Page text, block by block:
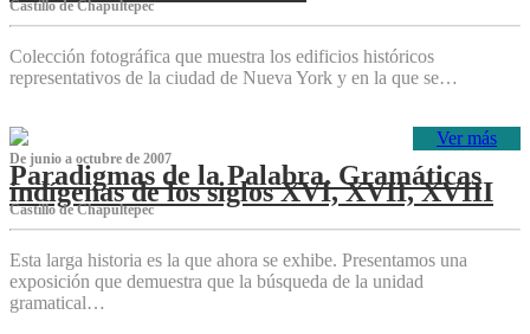
Castillo de Chapultepec
Colección fotográfica que muestra los edificios históricos
representativos de la ciudad de Nueva York y en la que se…
Ver más
De junio a octubre de 2007
Paradigmas de la Palabra. Gramáticas
indígenas de los siglos XVI, XVII, XVIII
Castillo de Chapultepec
Esta larga historia es la que ahora se exhibe. Presentamos una
exposición que demuestra que la búsqueda de la unidad
gramatical…